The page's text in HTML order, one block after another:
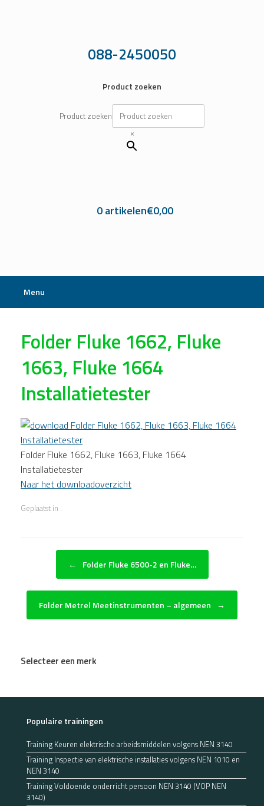
088-2450050
Product zoeken
Product zoeken
×
0 artikelen€0,00
Menu
Folder Fluke 1662, Fluke
1663, Fluke 1664
Installatietester
Folder Fluke 1662, Fluke 1663, Fluke 1664
Installatietester
Naar het downloadoverzicht
Geplaatst in .
Bericht navigatie
← Folder Fluke 6500-2 en Fluke…
Folder Metrel Meetinstrumenten – algemeen →
Selecteer een merk
Populaire trainingen
Training Keuren elektrische arbeidsmiddelen volgens NEN 3140
Training Inspectie van elektrische installaties volgens NEN 1010 en
NEN 3140
Training Voldoende onderricht persoon NEN 3140 (VOP NEN
3140)